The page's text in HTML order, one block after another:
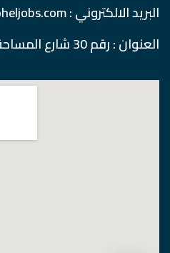
البريد الالكتروني : info@soheljobs.com
العنوان : رقم 30 شارع المساحة - الدقي